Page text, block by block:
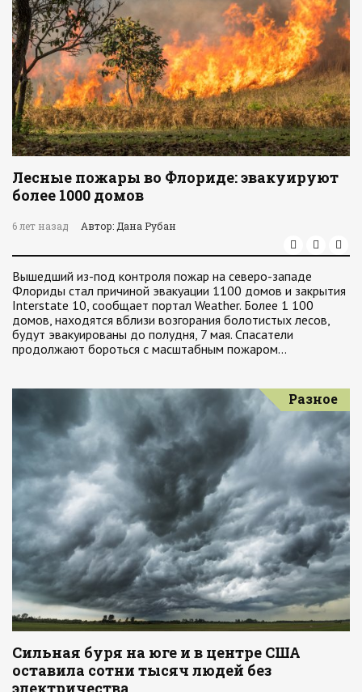
Лесные пожары во Флориде: эвакуируют
более 1000 домов
6 лет назад Автор: Дана Рубан
Вышедший из-под контроля пожар на северо-западе
Флориды стал причиной эвакуации 1100 домов и закрытия
Interstate 10, сообщает портал Weather. Более 1 100
домов, находятся вблизи возгорания болотистых лесов,
будут эвакуированы до полудня, 7 мая. Спасатели
продолжают бороться с масштабным пожаром…
Разное
Сильная буря на юге и в центре США
оставила сотни тысяч людей без
электричества